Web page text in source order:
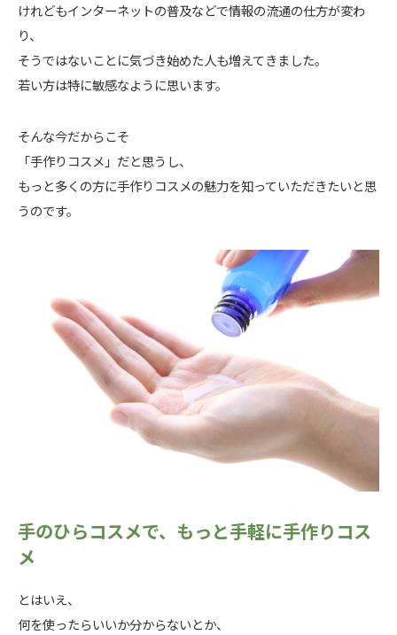
けれどもインターネットの普及などで情報の流通の仕方が変わ
り、
そうではないことに気づき始めた人も増えてきました。
若い方は特に敏感なように思います。
そんな今だからこそ
「手作りコスメ」だと思うし、
もっと多くの方に手作りコスメの魅力を知っていただきたいと思
うのです。
手のひらコスメで、もっと手軽に手作りコス
メ
とはいえ、
何を使ったらいいか分からないとか、